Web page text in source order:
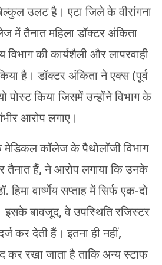
उलट है। एटा जिले के वीरांगना
में तैनात महिला डॉक्टर अंकिता
विभाग की कार्यशैली और लापरवाही
है। डॉक्टर अंकिता ने एक्स (पूर्व
पोस्ट किया जिसमें उन्होंने विभाग के
आरोप लगाए।
मेडिकल कॉलेज के पैथोलॉजी विभाग
तैनात हैं, ने आरोप लगाया कि उनके
हिमा वार्ष्णेय सप्ताह में सिर्फ एक-दो
बावजूद, वे उपस्थिति रजिस्टर
कर देती हैं। इतना ही नहीं,
कर रखा जाता है ताकि अन्य स्टाफ